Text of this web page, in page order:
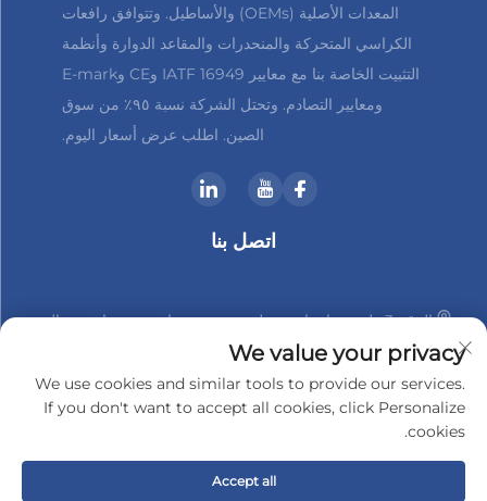
المعدات الأصلية (OEMs) والأساطيل. وتتوافق رافعات
الكراسي المتحركة والمنحدرات والمقاعد الدوارة وأنظمة
التثبيت الخاصة بنا مع معايير IATF 16949 وCE وE-mark
ومعايير التصادم. وتحتل الشركة نسبة ٩٥٪ من سوق
الصين. اطلب عرض أسعار اليوم.
اتصل بنا
الرقم 3 طريق هانشان، منطقة شينبي، تشانغتشو، جيانغسو، الصين
+86-18961288218
[email protected]
حقوق النشر © 2025 بواسطة شركة تشانغتشو شيندير-تيك للإلكترونيات
We value your privacy
We use cookies and similar tools to provide our services.
If you don't want to accept all cookies, click Personalize
cookies.
Accept all